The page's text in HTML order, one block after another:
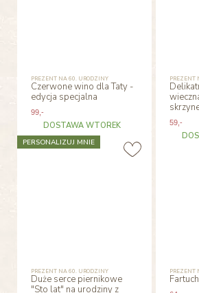
PREZENT NA 60. URODZINY
Czerwone wino dla Taty -
edycja specjalna
99,-
DOSTAWA WTOREK
PREZENT
59 ,-
PREZENT NA 60. URODZINY
Duże serce piernikowe
"Sto lat" na urodziny z
PERSONALIZUJ MNIE
PREZENT